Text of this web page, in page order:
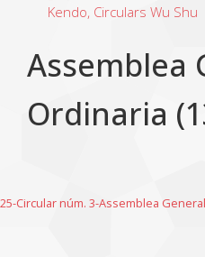
Kendo, Circulars Wu Shu
Assemblea
Ordinaria
25-Circular núm. 3-Assemblea